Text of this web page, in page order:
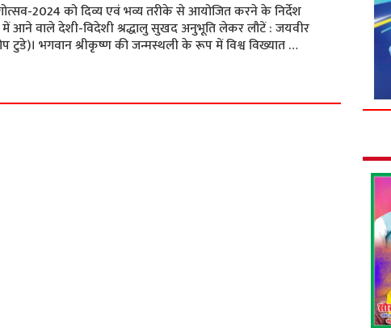
2024 को दिव्य एवं भव्य तरीके से आयोजित करने के निर्देश
में आने वाले देशी-विदेशी श्रद्धालु सुखद अनुभूति लेकर लौटें : जयवीर
भगवान श्रीकृष्ण की जन्मस्थली के रूप में विश्व विख्यात …